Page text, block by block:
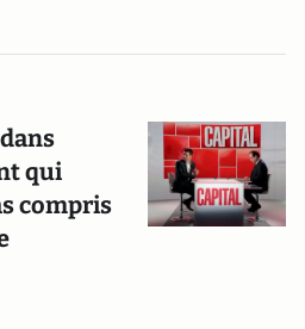
qui
compris